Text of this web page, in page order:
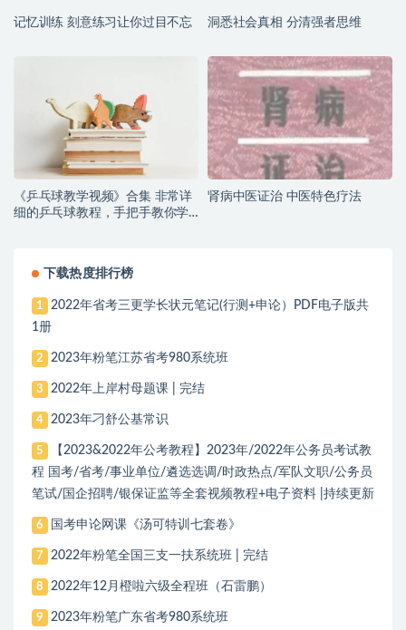
记忆训练 刻意练习让你过目不忘 洞悉社会真相 分清强者思维
《乒乓球教学视频》合集 非常详
细的乒乓球教程，手把手教你学
肾病中医证治 中医特色疗法
下载热度排行榜
1
2022年省考三更学长状元笔记(行测+申论）PDF电子版共
1册
2 2023年粉笔江苏省考980系统班
3 2022年上岸村母题课 | 完结
4 2023年刁舒公基常识
5
【2023&2022年公考教程】2023年/2022年公务员考试教
程 国考/省考/事业单位/遴选选调/时政热点/军队文职/公务员
笔试/国企招聘/银保证监等全套视频教程+电子资料 |持续更新
6 国考申论网课《汤可特训七套卷》
7 2022年粉笔全国三支一扶系统班 | 完结
8 2022年12月橙啦六级全程班（石雷鹏）
9 2023年粉笔广东省考980系统班